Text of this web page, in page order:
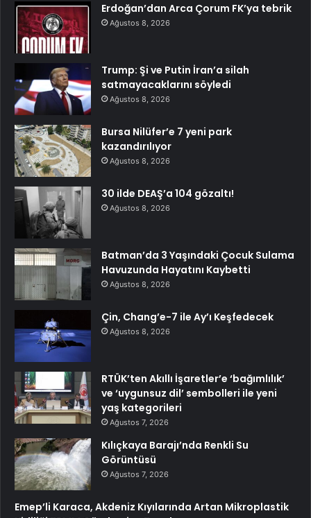
Erdoğan’dan Arca Çorum FK’ya tebrik
Ağustos 8, 2026
Trump: Şi ve Putin İran’a silah
satmayacaklarını söyledi
Ağustos 8, 2026
Bursa Nilüfer’e 7 yeni park
kazandırılıyor
Ağustos 8, 2026
30 ilde DEAŞ’a 104 gözaltı!
Ağustos 8, 2026
Batman’da 3 Yaşındaki Çocuk Sulama
Havuzunda Hayatını Kaybetti
Ağustos 8, 2026
Çin, Chang’e-7 ile Ay’ı Keşfedecek
Ağustos 8, 2026
RTÜK’ten Akıllı İşaretler’e ‘bağımlılık’
ve ‘uygunsuz dil’ sembolleri ile yeni
yaş kategorileri
Ağustos 7, 2026
Kılıçkaya Barajı’nda Renkli Su
Görüntüsü
Ağustos 7, 2026
Emep’li Karaca, Akdeniz Kıyılarında Artan Mikroplastik